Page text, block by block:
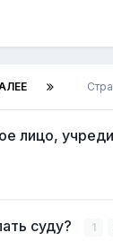
лицо,
суду? 1